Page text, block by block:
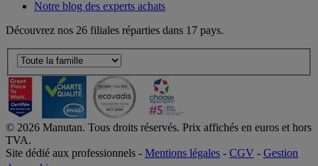
Notre blog des experts achats
Découvrez nos 26 filiales réparties dans 17 pays.
© 2026 Manutan. Tous droits réservés. Prix affichés en euros et hors
TVA.
Site dédié aux professionnels - Mentions légales - CGV - Gestion